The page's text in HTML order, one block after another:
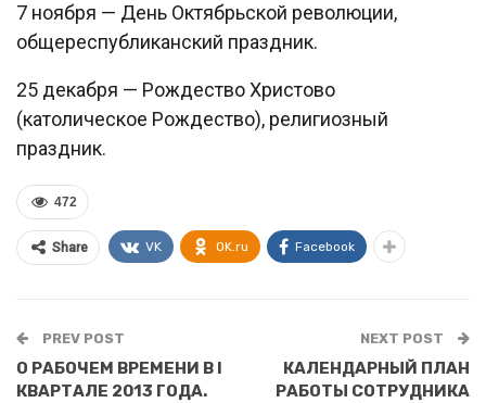
7 ноября — День Октябрьской революции,
общереспубликанский праздник.
25 декабря — Рождество Христово
(католическое Рождество), религиозный
праздник.
472
Share VK OK.ru Facebook
PREV POST
О РАБОЧЕМ ВРЕМЕНИ В I
КВАРТАЛЕ 2013 ГОДА.
NEXT POST
КАЛЕНДАРНЫЙ ПЛАН
РАБОТЫ СОТРУДНИКА